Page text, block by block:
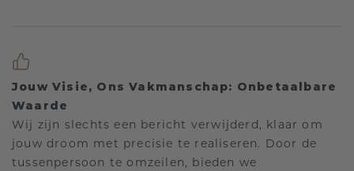
Jouw Visie, Ons Vakmanschap: Onbetaalbare
Waarde
Wij zijn slechts een bericht verwijderd, klaar om
jouw droom met precisie te realiseren. Door de
tussenpersoon te omzeilen, bieden we